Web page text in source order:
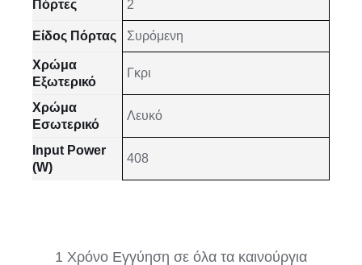
Πόρτες 2
Είδος Πόρτας Συρόμενη
Χρώμα
Εξωτερικό
Γκρι
Χρώμα
Εσωτερικό
Λευκό
Input Power
(W)
408
1 Χρόνο Εγγύηση σε όλα τα καινούργια